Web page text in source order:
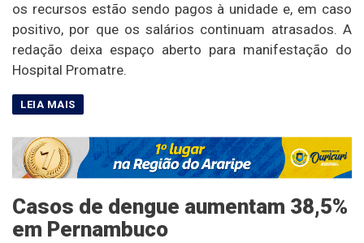
os recursos estão sendo pagos à unidade e, em caso
positivo, por que os salários continuam atrasados. A
redação deixa espaço aberto para manifestação do
Hospital Promatre.
Casos de dengue aumentam 38,5%
em Pernambuco